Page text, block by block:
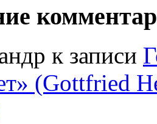
к записи
(Gottfried